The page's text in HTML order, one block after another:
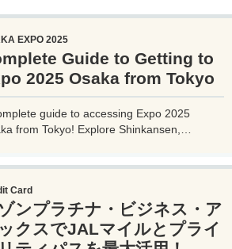
EXPO 2025
Guide to Getting to
2025 Osaka from Tokyo
guide to accessing Expo 2025
from Tokyo! Explore Shinkansen,
Card
ンプラチナ・ビジネス・ア
クスでJALマイルとプライ